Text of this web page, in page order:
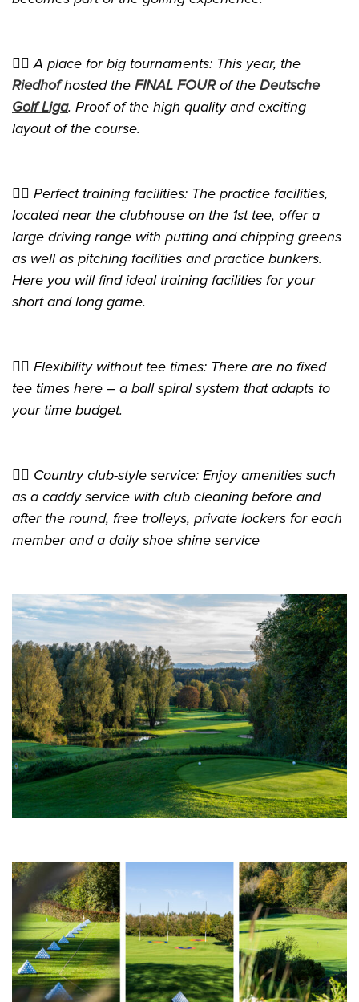
👉🏻 A place for big tournaments: This year, the
Riedhofhosted the FINAL FOURof the Deutsche
Golf Liga. Proof of the high quality and exciting
layout of the course.
👉🏻 Perfect training facilities: The practice facilities,
located near the clubhouse on the 1st tee, offer a
large driving range with putting and chipping greens
as well as pitching facilities and practice bunkers.
Here you will find ideal training facilities for your
short and long game.
👉🏻 Flexibility without tee times: There are no fixed
tee times here – a ball spiral system that adapts to
your time budget.
👉🏻 Country club-style service: Enjoy amenities such
as a caddy service with club cleaning before and
after the round, free trolleys, private lockers for each
member and a daily shoe shine service